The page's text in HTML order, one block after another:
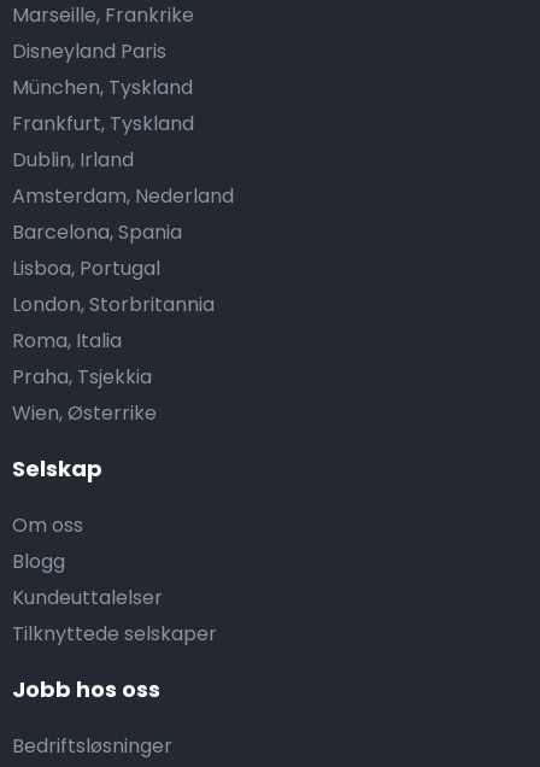
Selskap
Om oss
Blogg
Kundeuttalelser
Tilknyttede selskaper
Jobb hos oss
Bedriftsløsninger
Marseille, Frankrike
Disneyland Paris
München, Tyskland
Frankfurt, Tyskland
Dublin, Irland
Amsterdam, Nederland
Barcelona, Spania
Lisboa, Portugal
London, Storbritannia
Roma, Italia
Praha, Tsjekkia
Wien, Østerrike